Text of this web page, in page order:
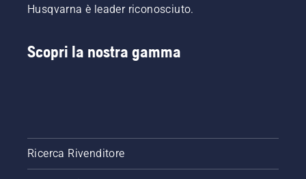
Husqvarna è leader riconosciuto.
Scopri la nostra gamma
Ricerca Rivenditore